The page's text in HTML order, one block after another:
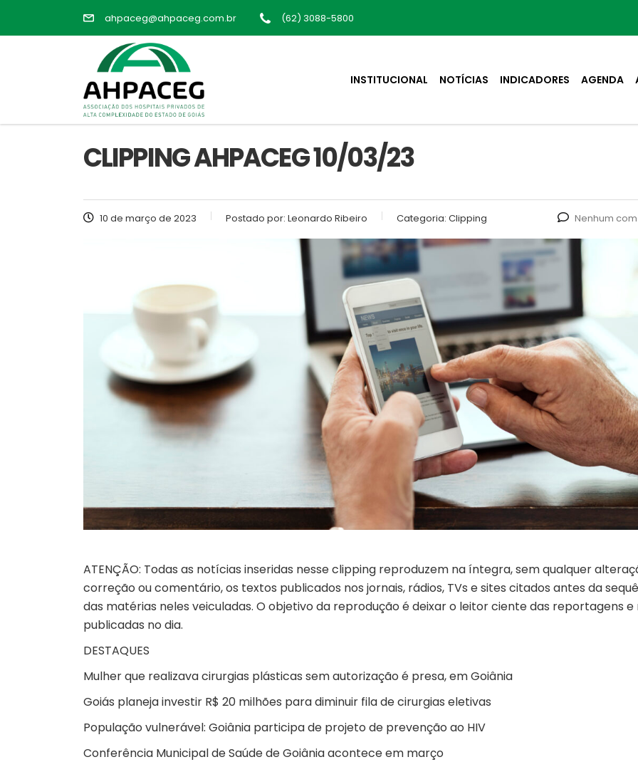
ahpaceg@ahpaceg.com.br (62) 3088-5800
INSTITUCIONAL NOTÍCIAS INDICADORES AGENDA
CLIPPING AHPACEG 10/03/23
10 de março de 2023 Postado por: Leonardo Ribeiro Categoria: Clipping Nenhum
ATENÇÃO: Todas as notícias inseridas nesse clipping reproduzem na íntegra, sem qualquer
correção ou comentário, os textos publicados nos jornais, rádios, TVs e sites citados antes da
das matérias neles veiculadas. O objetivo da reprodução é deixar o leitor ciente das reportagens e
publicadas no dia.
DESTAQUES
Mulher que realizava cirurgias plásticas sem autorização é presa, em Goiânia
Goiás planeja investir R$ 20 milhões para diminuir fila de cirurgias eletivas
População vulnerável: Goiânia participa de projeto de prevenção ao HIV
Conferência Municipal de Saúde de Goiânia acontece em março